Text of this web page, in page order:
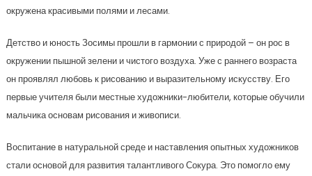
окружена красивыми полями и лесами.
Детство и юность Зосимы прошли в гармонии с природой – он рос в
окружении пышной зелени и чистого воздуха. Уже с раннего возраста
он проявлял любовь к рисованию и выразительному искусству. Его
первые учителя были местные художники-любители, которые обучили
мальчика основам рисования и живописи.
Воспитание в натуральной среде и наставления опытных художников
стали основой для развития талантливого Сокура. Это помогло ему